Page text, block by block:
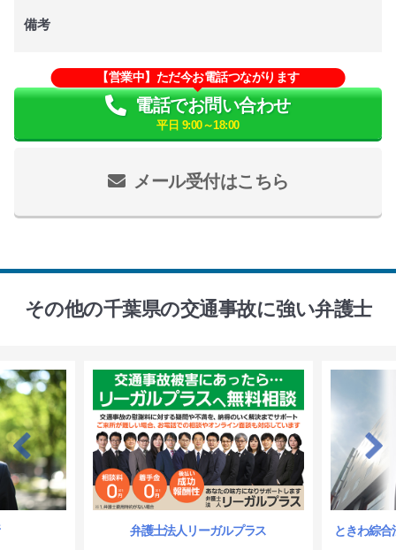
備考
メール受付はこちら
【営業中】ただ今お電話つながります
電話でお問い合わせ
平日 9:00～18:00
その他の千葉県の交通事故に強い弁護士
弁護士法人リーガルプラス ときわ綜合